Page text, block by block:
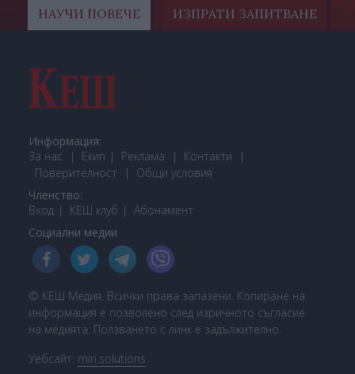
НАУЧИ ПОВЕЧЕ ИЗПРАТИ ЗАПИТВАНЕ
Информация:
За нас
Екип Реклама
Контакти
Поверителност
Общи условия
Членство:
Вход
КЕШ клуб Абонамент
Социални медии
© КЕШ Медия. Всички права запазени. Копиране на
информация е позволено след изричното съгласие
на медията. Ползването с линк е задължително.
Уебсайт: min.solutions